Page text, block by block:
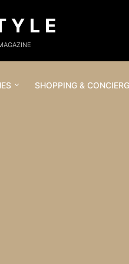
SHOPPING &